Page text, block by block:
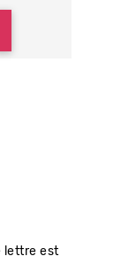
lettre est